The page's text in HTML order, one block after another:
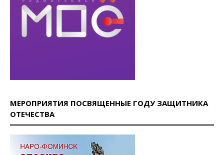
МЕРОПРИЯТИЯ ПОСВЯЩЕННЫЕ ГОДУ ЗАЩИТНИКА
ОТЕЧЕСТВА